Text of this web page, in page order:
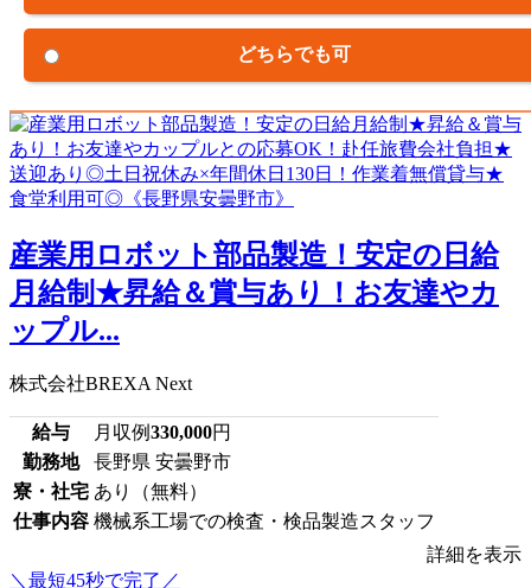
どちらでも可
産業用ロボット部品製造！安定の日給
月給制★昇給＆賞与あり！お友達やカ
ップル...
株式会社BREXA Next
給与 月収例330,000円
勤務地
長野県 安曇野市
寮・社宅 あり（無料）
仕事内容 機械系工場での検査・検品製造スタッフ
詳細を表示
＼最短45秒で完了／